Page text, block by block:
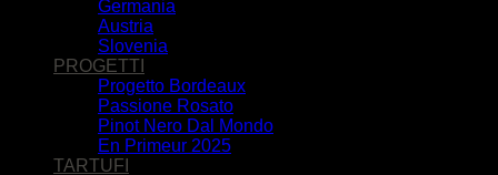
Germania
Austria
Slovenia
PROGETTI
Progetto Bordeaux
Passione Rosato
Pinot Nero Dal Mondo
En Primeur 2025
TARTUFI